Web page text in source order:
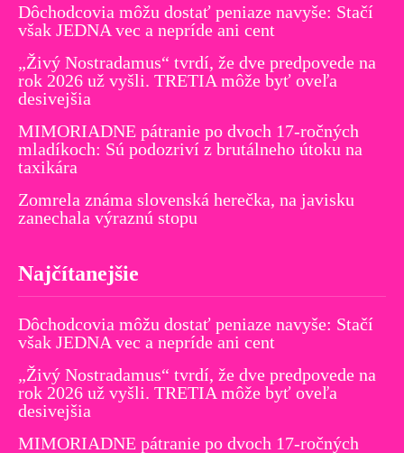
Dôchodcovia môžu dostať peniaze navyše: Stačí
však JEDNA vec a nepríde ani cent
„Živý Nostradamus“ tvrdí, že dve predpovede na
rok 2026 už vyšli. TRETIA môže byť oveľa
desivejšia
MIMORIADNE pátranie po dvoch 17-ročných
mladíkoch: Sú podozriví z brutálneho útoku na
taxikára
Zomrela známa slovenská herečka, na javisku
zanechala výraznú stopu
Najčítanejšie
Dôchodcovia môžu dostať peniaze navyše: Stačí
však JEDNA vec a nepríde ani cent
„Živý Nostradamus“ tvrdí, že dve predpovede na
rok 2026 už vyšli. TRETIA môže byť oveľa
desivejšia
MIMORIADNE pátranie po dvoch 17-ročných